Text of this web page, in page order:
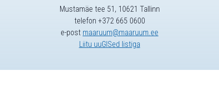
Mustamäe tee 51, 10621 Tallinn
telefon +372 665 0600
e-post maaruum@maaruum.ee
Liitu uuGISed listiga